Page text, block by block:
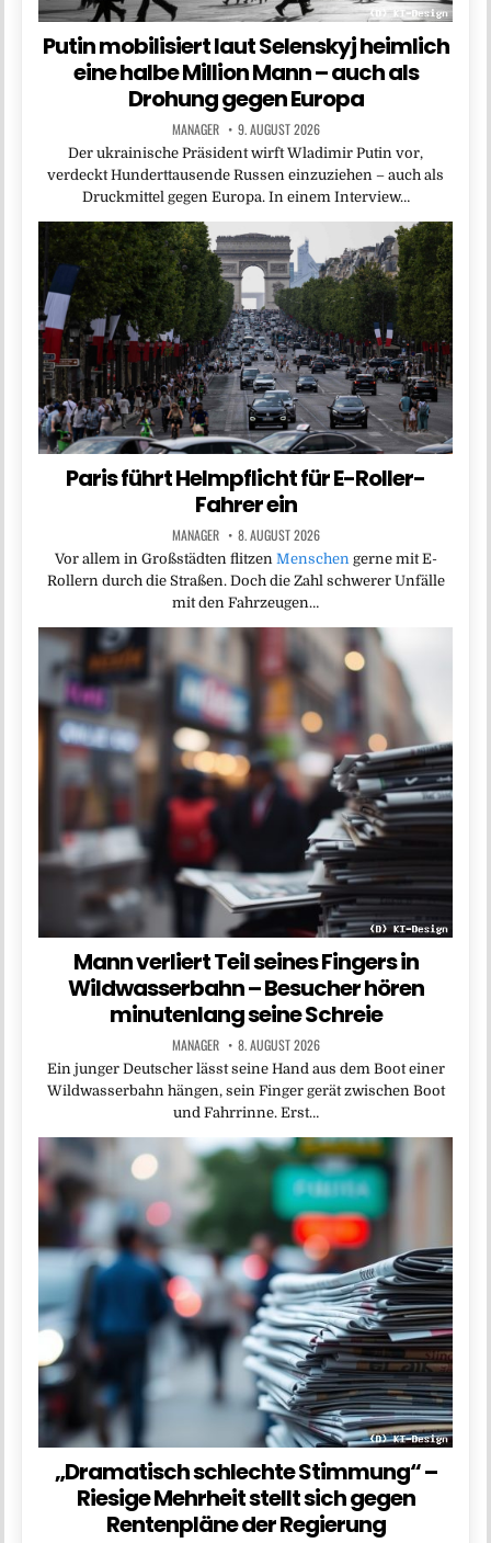
Putin mobilisiert laut Selenskyj heimlich
eine halbe Million Mann – auch als
Drohung gegen Europa
MANAGER 9. AUGUST 2026
Der ukrainische Präsident wirft Wladimir Putin vor,
verdeckt Hunderttausende Russen einzuziehen – auch als
Druckmittel gegen Europa. In einem Interview…
Paris führt Helmpflicht für E-Roller-
Fahrer ein
MANAGER 8. AUGUST 2026
Vor allem in Großstädten flitzen Menschengerne mit E-
Rollern durch die Straßen. Doch die Zahl schwerer Unfälle
mit den Fahrzeugen…
Mann verliert Teil seines Fingers in
Wildwasserbahn – Besucher hören
minutenlang seine Schreie
MANAGER 8. AUGUST 2026
Ein junger Deutscher lässt seine Hand aus dem Boot einer
Wildwasserbahn hängen, sein Finger gerät zwischen Boot
und Fahrrinne. Erst…
„Dramatisch schlechte Stimmung“ –
Riesige Mehrheit stellt sich gegen
Rentenpläne der Regierung